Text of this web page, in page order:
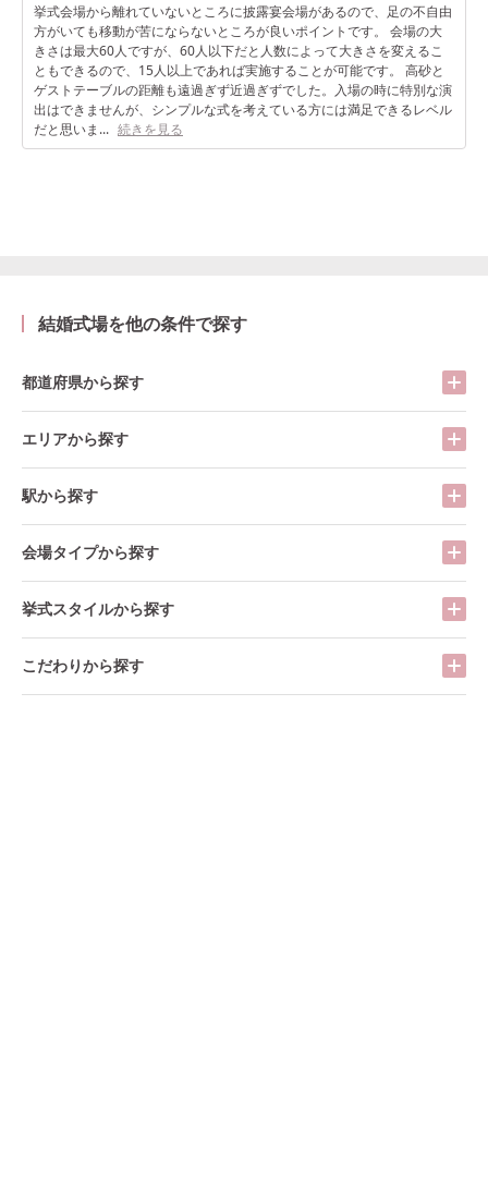
挙式会場から離れていないところに披露宴会場があるので、足の不自由
方がいても移動が苦にならないところが良いポイントです。 会場の大
きさは最大60人ですが、60人以下だと人数によって大きさを変えるこ
ともできるので、15人以上であれば実施することが可能です。 高砂と
ゲストテーブルの距離も遠過ぎず近過ぎずでした。入場の時に特別な演
出はできませんが、シンプルな式を考えている方には満足できるレベル
だと思いま... 続きを見る
結婚式場を他の条件で探す
都道府県から探す
エリアから探す
駅から探す
会場タイプから探す
挙式スタイルから探す
こだわりから探す